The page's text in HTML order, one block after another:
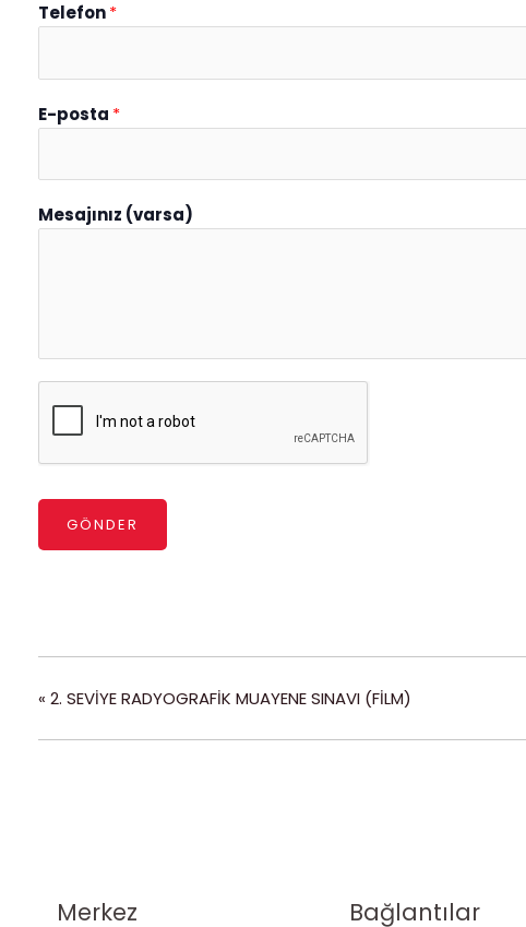
Telefon*
E-posta *
Mesajınız (varsa)
GÖNDER
« 2. SEVİYE RADYOGRAFİK MUAYENE SINAVI (FİLM)
Merkez Bağlantılar